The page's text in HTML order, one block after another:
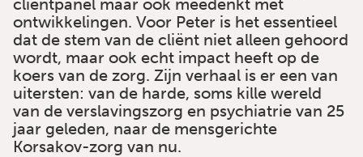
cliëntpanel maar ook meedenkt met
ontwikkelingen. Voor Peter is het essentieel
dat de stem van de cliënt niet alleen gehoord
wordt, maar ook echt impact heeft op de
koers van de zorg. Zijn verhaal is er een van
uitersten: van de harde, soms kille wereld
van de verslavingszorg en psychiatrie van 25
jaar geleden, naar de mensgerichte
Korsakov-zorg van nu.